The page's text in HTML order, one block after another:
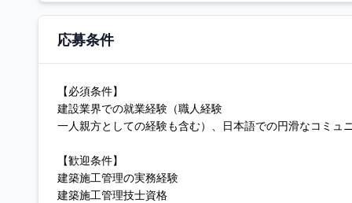
応募条件
【必須条件】
建設業界での就業経験（職人経験
一人親方としての経験も含む）、日本語での円滑なコミュ
【歓迎条件】
建築施工管理の実務経験
建築施工管理技士資格